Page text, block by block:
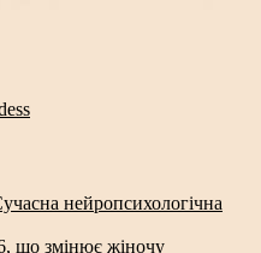
нейропсихологічна
що змінює жіночу